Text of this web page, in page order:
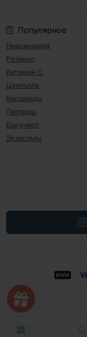
Популярное
Ниацинамид
Ретинол
Витамин С
Центелла
Керамиды
Пептиды
Бакучиол
Экзосомы